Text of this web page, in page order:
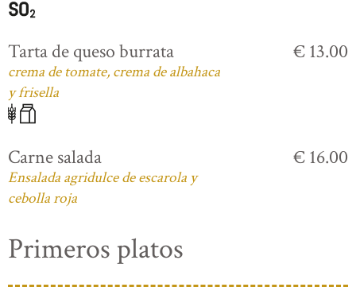
Tarta de queso burrata
crema de tomate, crema de albahaca
y frisella
€ 13.00
Carne salada
Ensalada agridulce de escarola y
cebolla roja
€ 16.00
Primeros platos